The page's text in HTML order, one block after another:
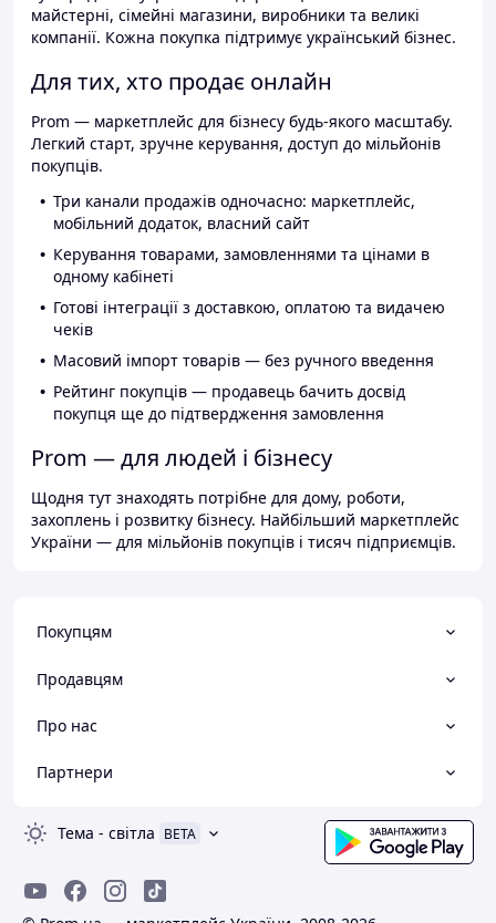
майстерні, сімейні магазини, виробники та великі
компанії. Кожна покупка підтримує український бізнес.
Для тих, хто продає онлайн
Prom — маркетплейс для бізнесу будь-якого масштабу.
Легкий старт, зручне керування, доступ до мільйонів
покупців.
Три канали продажів одночасно: маркетплейс,
мобільний додаток, власний сайт
Керування товарами, замовленнями та цінами в
одному кабінеті
Готові інтеграції з доставкою, оплатою та видачею
чеків
Масовий імпорт товарів — без ручного введення
Рейтинг покупців — продавець бачить досвід
покупця ще до підтвердження замовлення
Prom — для людей і бізнесу
Щодня тут знаходять потрібне для дому, роботи,
захоплень і розвитку бізнесу. Найбільший маркетплейс
України — для мільйонів покупців і тисяч підприємців.
Покупцям
Продавцям
Про нас
Партнери
Тема - світла BETA